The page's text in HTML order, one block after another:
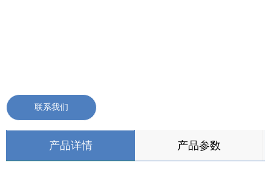
产品详情 产品参数
联系我们